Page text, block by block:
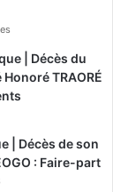
| Décès du
TRAORÉ
| Décès de son
: Faire-part